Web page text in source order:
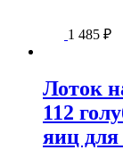
1 485 ₽
Лоток
112
яиц